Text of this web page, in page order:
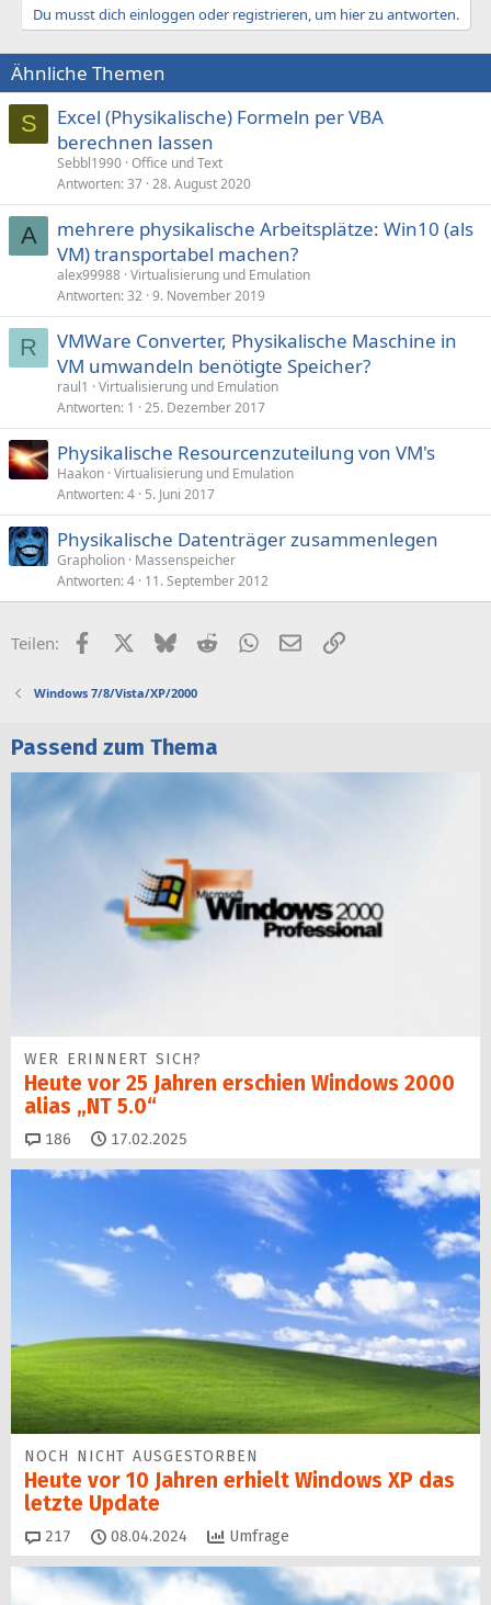
Du musst dich einloggen oder registrieren, um hier zu antworten.
Ähnliche Themen
S
Excel (Physikalische) Formeln per VBA
berechnen lassen
Sebbl1990 Office und Text
Antworten 37 28. August 2020
A
mehrere physikalische Arbeitsplätze: Win10 (als
VM) transportabel machen?
alex99988 Virtualisierung und Emulation
Antworten 32 9. November 2019
R
VMWare Converter, Physikalische Maschine in
VM umwandeln benötigte Speicher?
raul1
Virtualisierung und Emulation
Antworten 1 25. Dezember 2017
Physikalische Resourcenzuteilung von VM's
Haakon Virtualisierung und Emulation
Antworten 4 5. Juni 2017
Physikalische Datenträger zusammenlegen
Grapholion Massenspeicher
Antworten 4 11. September 2012
Teilen: FacebookX (Twitter)
BlueskyRedditWhatsApp
E-MailLink
Windows 7/8/Vista/XP/2000
Passend zum Thema
WER ERINNERT SICH?
Heute vor 25 Jahren erschien Windows 2000
alias „NT 5.0“
186 Kommentare
17.02.2025
NOCH NICHT AUSGESTORBEN
Heute vor 10 Jahren erhielt Windows XP das
letzte Update
217 Kommentare
08.04.2024 Umfrage